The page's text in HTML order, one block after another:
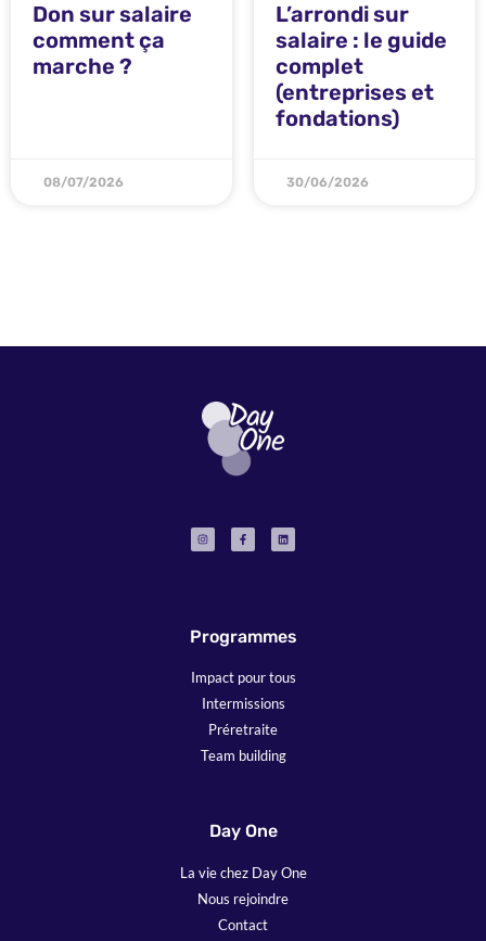
Don sur salaire
comment ça
marche ?
08/07/2026
L’arrondi sur
salaire : le guide
complet
(entreprises et
fondations)
30/06/2026
Programmes
Impact pour tous
Intermissions
Préretraite
Team building
Day One
La vie chez Day One
Nous rejoindre
Contact